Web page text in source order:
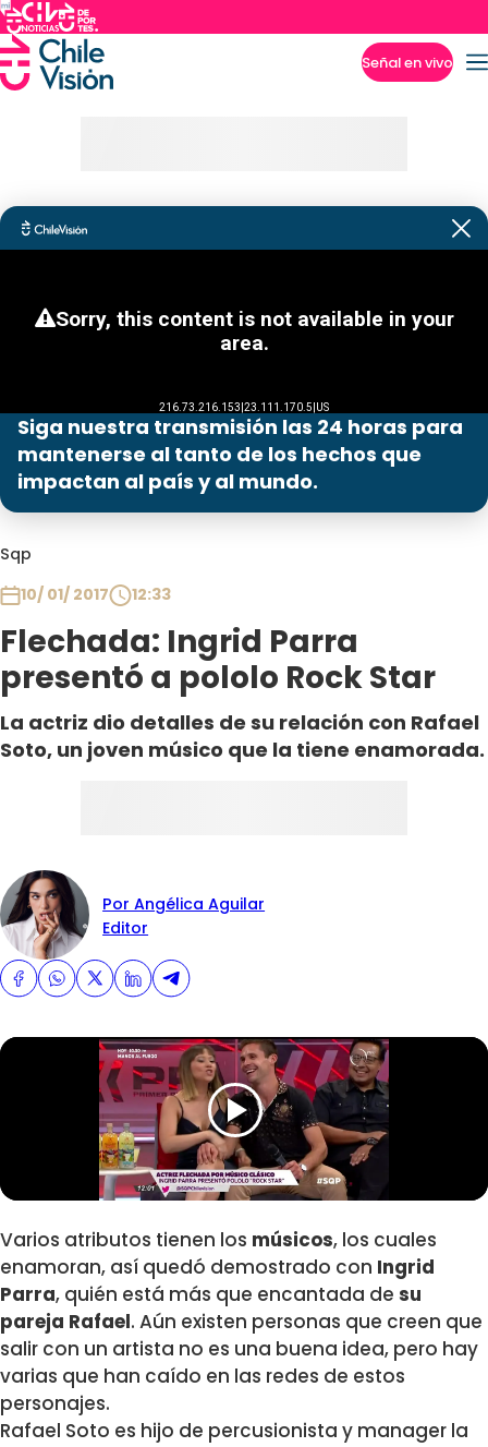
Señal en vivo
Siga nuestra transmisión las 24 horas para
mantenerse al tanto de los hechos que
impactan al país y al mundo.
Sqp
10/ 01/ 2017
12:33
Flechada: Ingrid Parra
presentó a pololo Rock Star
La actriz dio detalles de su relación con Rafael
Soto, un joven músico que la tiene enamorada.
Por Angélica Aguilar
Editor
Varios atributos tienen los músicos, los cuales
enamoran, así quedó demostrado con Ingrid
Parra, quién está más que encantada de su
pareja Rafael. Aún existen personas que creen que
salir con un artista no es una buena idea, pero hay
varias que han caído en las redes de estos
personajes.
Rafael Soto es hijo de percusionista y manager la
Programas
Contigo en Directo
Plan Perfecto
El Tiempo
Sabingo
Todos Los Programas